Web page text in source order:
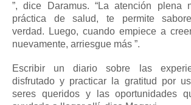
”, dice Daramus. “Laatención plena
práctica de salud, te permite
verdad.
Luego, cuando empiece a
nuevamente, arriesgue más ”.
Escribir un diario sobre las
disfrutado y practicar la gratitud por
seres queridos y las oportunidades